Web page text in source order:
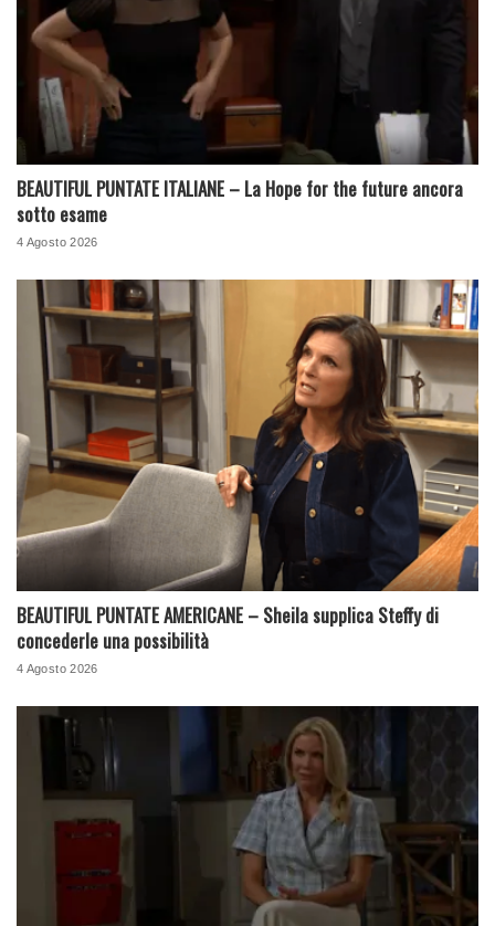
BEAUTIFUL PUNTATE ITALIANE – La Hope for the future ancora
sotto esame
4 Agosto 2026
BEAUTIFUL PUNTATE AMERICANE – Sheila supplica Steffy di
concederle una possibilità
4 Agosto 2026